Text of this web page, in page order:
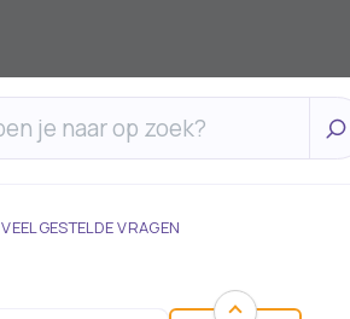
VEELGESTELDE VRAGEN